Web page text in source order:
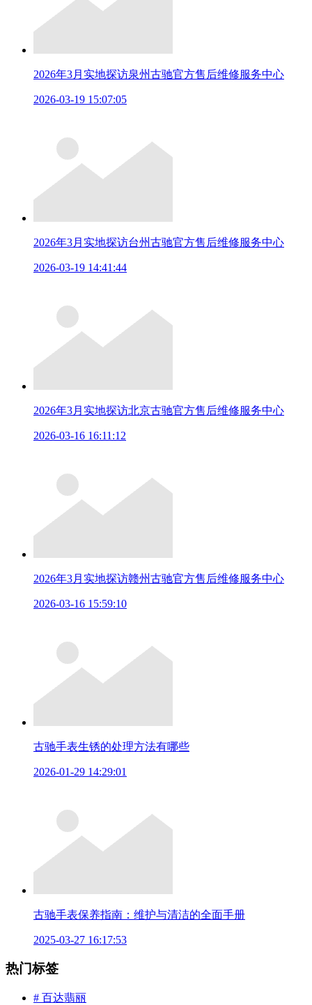
2026年3月实地探访泉州古驰官方售后维修服务中心
2026-03-19 15:07:05
2026年3月实地探访台州古驰官方售后维修服务中心
2026-03-19 14:41:44
2026年3月实地探访北京古驰官方售后维修服务中心
2026-03-16 16:11:12
2026年3月实地探访赣州古驰官方售后维修服务中心
2026-03-16 15:59:10
古驰手表生锈的处理方法有哪些
2026-01-29 14:29:01
古驰手表保养指南：维护与清洁的全面手册
2025-03-27 16:17:53
热门标签
# 百达翡丽